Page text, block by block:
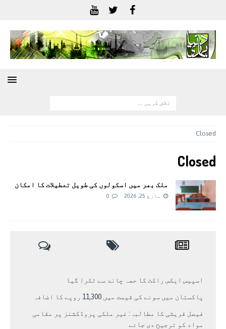
Closed
Closed
ملک بھر ميں اسکولوں کی طویل تعطیلات کا امکان
مارچ 25, 2026 0
اسپیس ایکس راکٹ کا حصہ چاند سے ٹکرا گیا
پاکستان میں سونے کی قیمت میں 11,300 روپے کا اضافہ
فیصل قریشی کا مطالبہ: غیر ملکی پروڈکشنز پر مقامی
مواد کو ترجیح دی جائے